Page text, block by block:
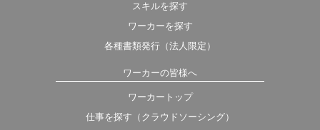
スキルを探す
ワーカーを探す
各種書類発行（法人限定）
ワーカーの皆様へ
ワーカートップ
仕事を探す（クラウドソーシング）